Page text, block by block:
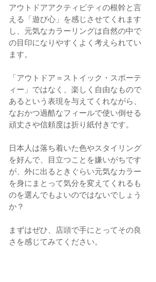
アウトドアアクティビティの根幹と言
える「遊び心」を感じさせてくれます
し、元気なカラーリングは自然の中で
の目印になりやすくよく考えられてい
ます。
「アウトドア＝ストイック・スポーテ
ィー」ではなく、楽しく自由なもので
あるという表現を与えてくれながら、
なおかつ過酷なフィールで使い倒せる
頑丈さや信頼度は折り紙付きです。
日本人は落ち着いた色やスタイリング
を好んで、目立つことを嫌いがちです
が、外に出るときぐらい元気なカラー
を身にまとって気分を変えてくれるも
のを選んでもよいのではないでしょう
か？
まずはぜひ、店頭で手にとってその良
さを感じてみてください。